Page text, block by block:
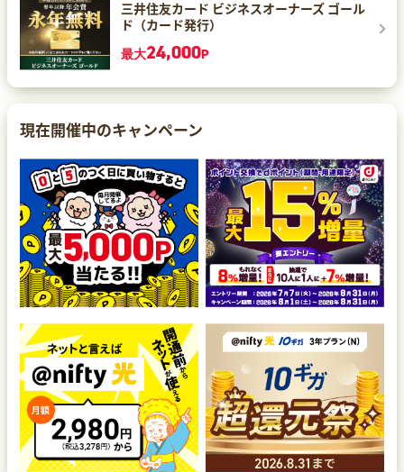
三井住友カード ビジネスオーナーズ ゴール
ド（カード発行）
最大24,000P
現在開催中のキャンペーン